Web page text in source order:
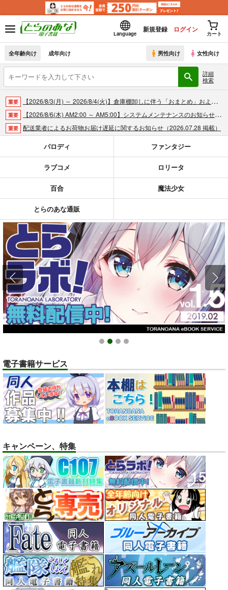
Language
新規登録 ログイン
カート
全年齢向け 成年向け 男性向け 女性向け
詳細
検索
重要 【2026/8/3(月) ～ 2026/8/4(火)】倉庫棚卸しに伴う「おまとめ」および「商品の出荷」休止のお知らせ（2026.07.30 掲載）
重要 【2026/8/6(木) AM2:00 ～ AM5:00】システムメンテナンスのお知らせ（2026.07.30 掲載）
重要 配送業者によるお荷物お届け遅延に関するお知らせ（2026.07.28 掲載）
【2026/4/1より】とらのあなプレミアム、新支払い方法＆新プラン導入のお知らせ（2026.03.09 掲載）
重要 おまとめサイクル「定期便(月2)」一般会員様の利用再開のお知らせ（2026.02.05 掲載）
「とらのあな×駿河屋日本橋乙女同人誌館」通販店頭受取サービス開始のお知らせ（2026.01.05 更新｜2025.12.30 掲載）
【2025/12/1より】「通販ポイント⇒とらコイン変換キャンペーン」終了のお知らせ（2025.11.21 掲載）
重要 個人情報保護方針の改定について（2025.09.19 更新｜2025.08.01 掲載）
重要 ポイント付与・管理体制改定のお知らせ（2024.11.20 掲載）
全てのお知らせを見る
パロディ ファンタジー
ラブコメ ロリータ
百合 魔法少女
とらのあな通販
1 2 3 4
電子書籍サービス
キャンペーン、特集